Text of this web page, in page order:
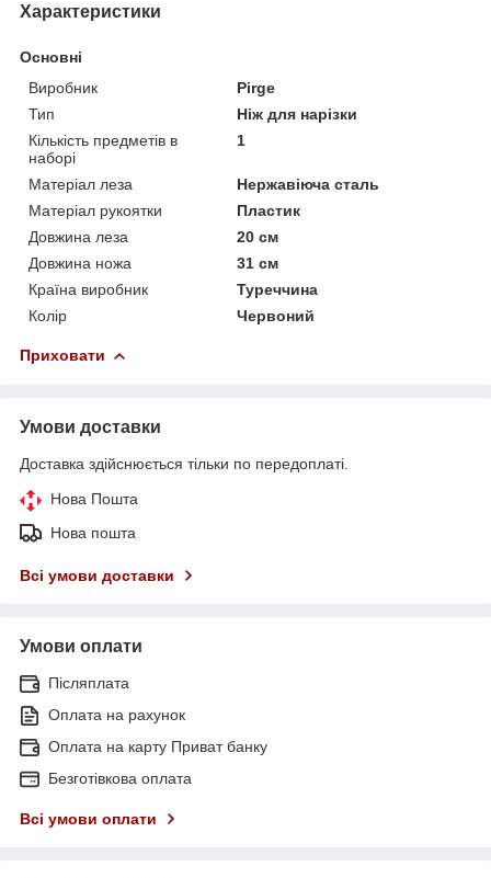
Характеристики
Основні
Виробник
Pirge
Тип
Ніж для нарізки
Кількість предметів в
наборі
1
Матеріал леза
Нержавіюча сталь
Матеріал рукоятки
Пластик
Довжина леза
20 см
Довжина ножа
31 см
Країна виробник
Туреччина
Колір
Червоний
Приховати
Умови доставки
Доставка здійснюється тільки по передоплаті.
Нова Пошта
Нова пошта
Всі умови доставки
Умови оплати
Післяплата
Оплата на рахунок
Оплата на карту Приват банку
Безготівкова оплата
Всі умови оплати